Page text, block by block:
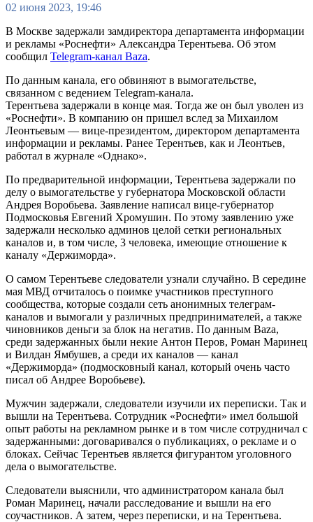
02 июня 2023, 19:46
В Москве задержали замдиректора департамента информации
и рекламы «Роснефти» Александра Терентьева. Об этом
сообщил Telegram-канал Baza.
По данным канала, его обвиняют в вымогательстве,
связанном с ведением Telegram-канала.
Терентьева задержали в конце мая. Тогда же он был уволен из
«Роснефти». В компанию он пришел вслед за Михаилом
Леонтьевым — вице-президентом, директором департамента
информации и рекламы. Ранее Терентьев, как и Леонтьев,
работал в журнале «Однако».
По предварительной информации, Терентьева задержали по
делу о вымогательстве у губернатора Московской области
Андрея Воробьева. Заявление написал вице-губернатор
Подмосковья Евгений Хромушин. По этому заявлению уже
задержали несколько админов целой сетки региональных
каналов и, в том числе, 3 человека, имеющие отношение к
каналу «Держиморда».
О самом Терентьеве следователи узнали случайно. В середине
мая МВД отчиталось о поимке участников преступного
сообщества, которые создали сеть анонимных телеграм-
каналов и вымогали у различных предпринимателей, а также
чиновников деньги за блок на негатив. По данным Baza,
среди задержанных были некие Антон Перов, Роман Маринец
и Вилдан Ямбушев, а среди их каналов — канал
«Держиморда» (подмосковный канал, который очень часто
писал об Андрее Воробьеве).
Мужчин задержали, следователи изучили их переписки. Так и
вышли на Терентьева. Сотрудник «Роснефти» имел большой
опыт работы на рекламном рынке и в том числе сотрудничал с
задержанными: договаривался о публикациях, о рекламе и о
блоках. Сейчас Терентьев является фигурантом уголовного
дела о вымогательстве.
Следователи выяснили, что администратором канала был
Роман Маринец, начали расследование и вышли на его
соучастников. А затем, через переписки, и на Терентьева.